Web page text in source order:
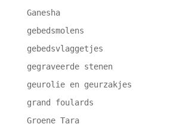
Ganesha
gebedsmolens
gebedsvlaggetjes
gegraveerde stenen
geurolie en geurzakjes
grand foulards
Groene Tara